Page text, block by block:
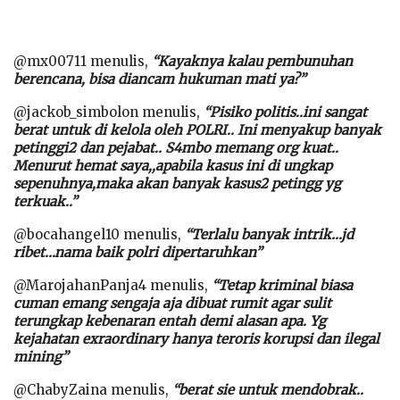
@mx00711 menulis, “Kayaknya kalau pembunuhan
berencana, bisa diancam hukuman mati ya?”
@jackob_simbolon menulis, “Pisiko politis..ini sangat
berat untuk di kelola oleh POLRI.. Ini menyakup banyak
petinggi2 dan pejabat.. S4mbo memang org kuat..
Menurut hemat saya,,apabila kasus ini di ungkap
sepenuhnya,maka akan banyak kasus2 petingg yg
terkuak..”
@bocahangel10 menulis, “Terlalu banyak intrik…jd
ribet…nama baik polri dipertaruhkan”
@MarojahanPanja4 menulis, “Tetap kriminal biasa
cuman emang sengaja aja dibuat rumit agar sulit
terungkap kebenaran entah demi alasan apa. Yg
kejahatan exraordinary hanya teroris korupsi dan ilegal
mining”
@ChabyZaina menulis, “berat sie untuk mendobrak..